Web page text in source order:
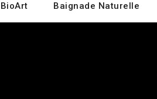
BioArt Baignade Naturelle